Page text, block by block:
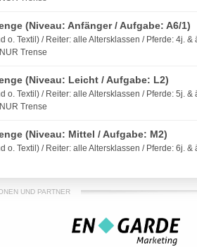
(Niveau: Anfänger / Aufgabe: A6/1)
o. Textil) / Reiter: alle Altersklassen / Pferde: 4j.
Trense
(Niveau: Leicht / Aufgabe: L2)
o. Textil) / Reiter: alle Altersklassen / Pferde: 5j.
Trense
(Niveau: Mittel / Aufgabe: M2)
o. Textil) / Reiter: alle Altersklassen / Pferde: 6j.
UND PARTNER